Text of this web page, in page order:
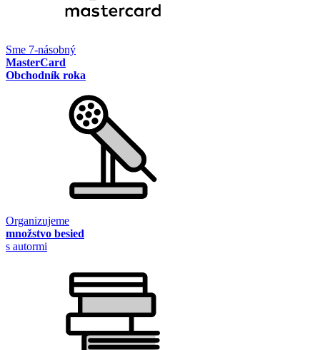
Sme 7-násobný
MasterCard
Obchodník roka
Organizujeme
množstvo besied
s autormi